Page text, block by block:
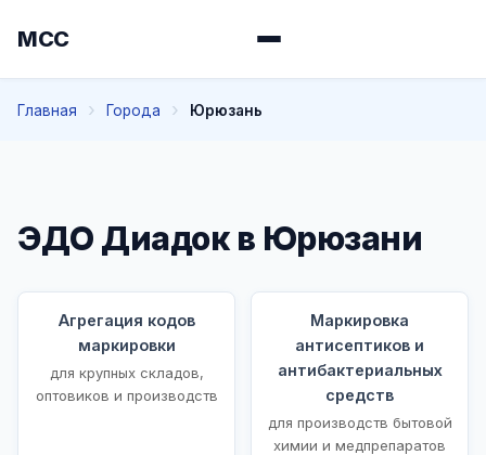
МСС
Главная Города Юрюзань
ЭДО Диадок в Юрюзани
Агрегация кодов
маркировки
для крупных складов,
оптовиков и производств
Маркировка
антисептиков и
антибактериальных
средств
для производств бытовой
химии и медпрепаратов